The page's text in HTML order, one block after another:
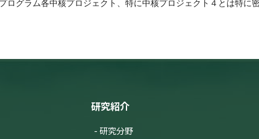
ログラム各中核プロジェクト、特に中核プロジェクト４とは特に
研究紹介
研究分野